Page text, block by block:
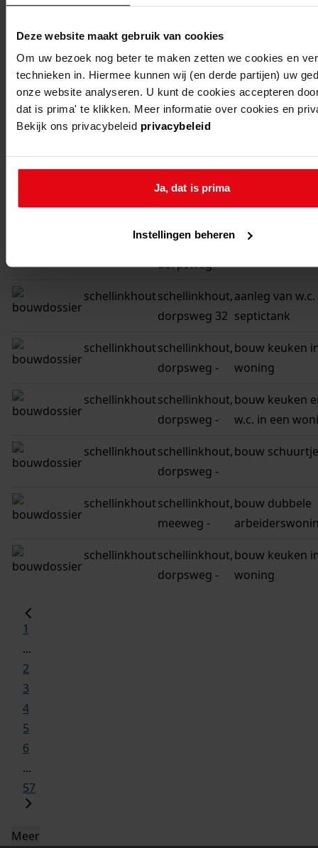
Deze website maakt gebruik van cookies
Om uw bezoek nog beter te maken zetten we cookies en
technieken in. Hiermee kunnen wij (en derde partijen) uw
onze website analyseren. U kunt de cookies accepteren
dat is prima' te klikken. Meer informatie over cookies en
Bekijk ons privacybeleid privacybeleid
Ja, dat is prima
Instellingen beheren
schellinkhout schellinkhout,
schellinkhout schellinkhout,
dorpsweg -
bouw van een
hout
schellinkhoutschellinkhout,
wijmers -
schellinkhout,
dorpsweg -
uitbreiding
schellinkhoutschellinkhout,
dorpsweg 32
aanleg van
septictank
schellinkhoutschellinkhout,
dorpsweg -
bouw keuken
woning
schellinkhoutschellinkhout,
dorpsweg -
bouw keuken
w.c. in een
schellinkhoutschellinkhout,
dorpsweg -
bouw schuurtje
schellinkhoutschellinkhout,
meeweg -
bouw dubbele
schellinkhoutschellinkhout,
dorpsweg -
bouw keuken
woning
1
...
2
3
4
5
6
...
57
Meer